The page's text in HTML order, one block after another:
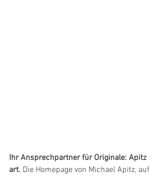
Ihr Ansprechpartner für Originale: Apitz
art. Die Homepage von Michael Apitz, auf